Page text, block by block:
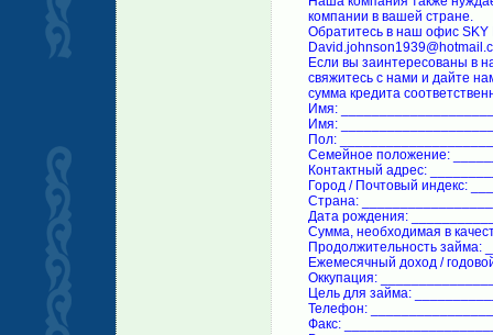
компании в вашей стране.
Обратитесь в наш офис SKY
Если вы заинтересованы в
свяжитесь с нами и дайте
сумма кредита
Имя:
Имя:
Пол:
Семейное положение:
Контактный адрес:
Город / Почтовый индекс:
Страна:
Дата рождения:
Сумма, необходимая в
Продолжительность займа:
Ежемесячный доход /
Оккупация:
Цель для займа:
Телефон:
Факс: